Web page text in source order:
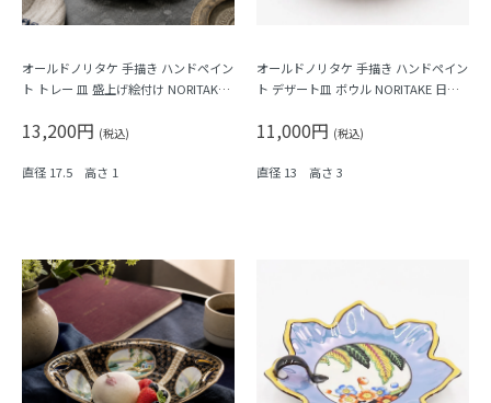
オールドノリタケ 手描き ハンドペイン
ト トレー 皿 盛上げ絵付け NORITAKE
花）
13,200円 (税込)
直径 17.5 高さ 1
オールドノリタケ 手描き ハンドペイン
ト デザート皿 ボウル NORITAKE 日本
の花）A
11,000円 (税込)
直径 13 高さ 3